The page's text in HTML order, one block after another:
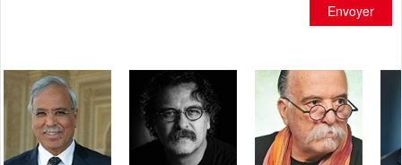
Envoyer